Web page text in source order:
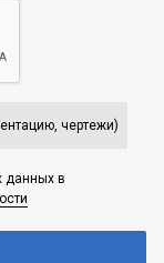
чертежи)
данных в